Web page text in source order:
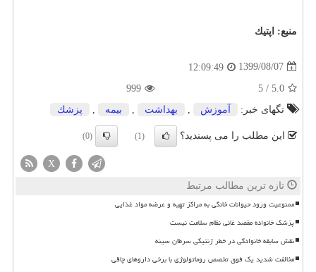
منبع: اپتیك
1399/08/07
12:09:49
5.0
/
5
999
تگهای خبر:
آموزش بهداشت بیمه پزشك
این مطلب را می پسندید؟ (1)
(0)
X
تازه ترین مطالب مرتبط
ممنوعیت ورود حیوانات خانگی به مراکز تهیه و عرضه مواد غذایی
پزشک خانواده مقصد غائی نظام سلامت نیست
نقش سابقه خانوادگی در خطر ژنتیکی سرطان سینه
مخالفت شدید یک فوق تخصص روماتولوژی با برخی داروهای چاقی